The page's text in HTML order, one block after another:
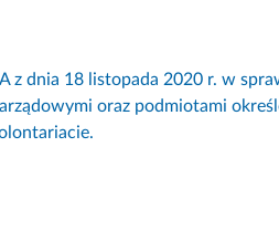
z dnia 18 listopada 2020 r. w
oraz podmiotami